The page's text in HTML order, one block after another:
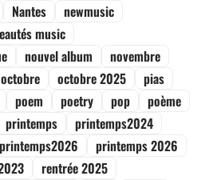
Nantes
newmusic
music
nouvel album
novembre
octobre octobre 2025
pias
poem poetry pop
poème
printemps
printemps2024
printemps2026
printemps 2026
rentrée 2025